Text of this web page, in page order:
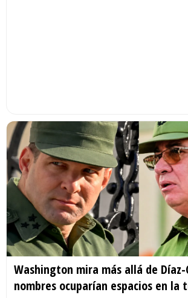
Washington mira más allá de Díaz-
nombres ocuparían espacios en la